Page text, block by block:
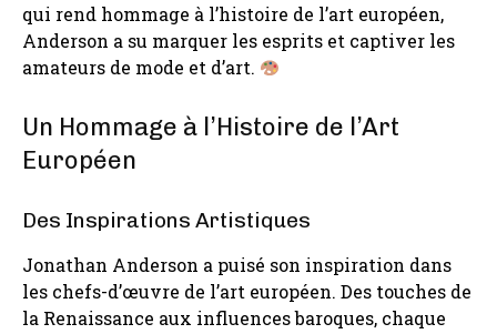
qui rend hommage à l’histoire de l’art européen,
Anderson a su marquer les esprits et captiver les
amateurs de mode et d’art.
Un Hommage à l’Histoire de l’Art
Européen
Des Inspirations Artistiques
Jonathan Anderson a puisé son inspiration dans
les chefs-d’œuvre de l’art européen. Des touches de
la Renaissance aux influences baroques, chaque